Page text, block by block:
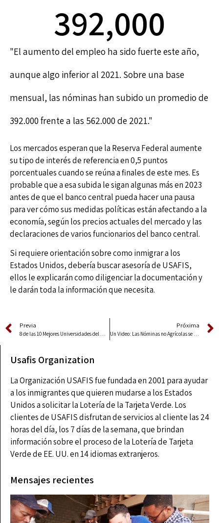
"El aumento del empleo ha sido fuerte este año,
aunque algo inferior al 2021. Sobre una base
mensual, las nóminas han subido un promedio de
392.000 frente a las 562.000 de 2021."
392,000
Los mercados esperan que la Reserva Federal aumente
su tipo de interés de referencia en 0,5 puntos
porcentuales cuando se reúna a finales de este mes. Es
probable que a esa subida le sigan algunas más en 2023
antes de que el banco central pueda hacer una pausa
para ver cómo sus medidas políticas están afectando a la
economía, según los precios actuales del mercado y las
declaraciones de varios funcionarios del banco central.
Si requiere orientación sobre como inmigrar a los
Estados Unidos, debería buscar asesoría de USAFIS,
ellos le explicarán como diligenciar la documentación y
le darán toda la información que necesita.
Previa Próxima
Usafis Organization
La Organización USAFIS fue fundada en 2001 para ayudar
a los inmigrantes que quieren mudarse a los Estados
Unidos a solicitar la Lotería de la Tarjeta Verde. Los
clientes de USAFIS disfrutan de servicios al cliente las 24
horas del día, los 7 días de la semana, que brindan
información sobre el proceso de la Lotería de Tarjeta
Verde de EE. UU. en 14 idiomas extranjeros.
Mensajes recientes